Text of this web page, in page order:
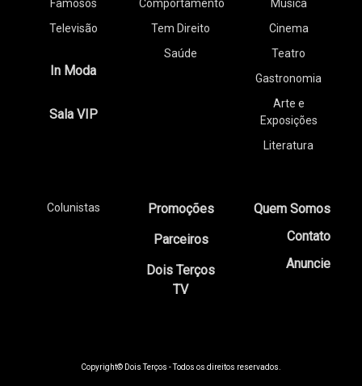
Famosos
Televisão
In Moda
Sala VIP
Comportamento
Tem Direito
Saúde
Música
Cinema
Teatro
Gastronomia
Arte e
Exposições
Literatura
Colunistas
Promoções
Parceiros
Dois Terços
TV
Quem Somos
Contato
Anuncie
Copyright© Dois Terços - Todos os direitos reservados.